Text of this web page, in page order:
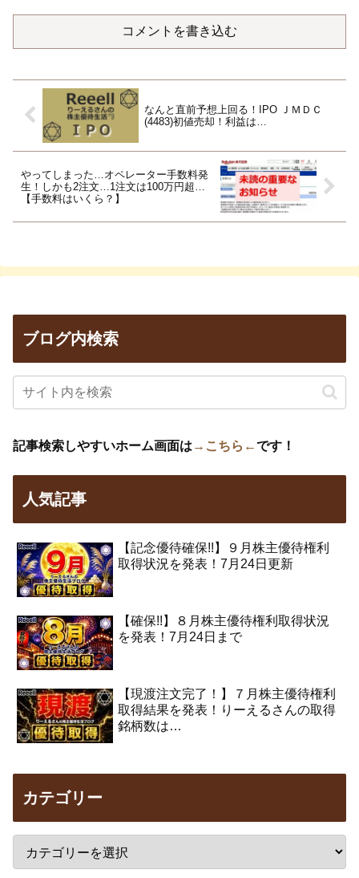
コメントを書き込む
なんと直前予想上回る！IPO ＪＭＤＣ
(4483)初値売却！利益は…
やってしまった…オペレーター手数料発
生！しかも2注文…1注文は100万円超…
【手数料はいくら？】
ブログ内検索
記事検索しやすいホーム画面は →こちら←です！
人気記事
【記念優待確保!!】９月株主優待権利
取得状況を発表！7月24日更新
【確保!!】８月株主優待権利取得状況
を発表！7月24日まで
【現渡注文完了！】７月株主優待権利
取得結果を発表！りーえるさんの取得
銘柄数は…
カテゴリー